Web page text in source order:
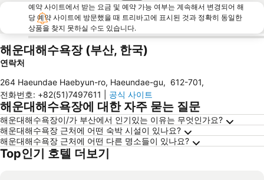
예약 사이트에서 받는 요금 및 예약 가능 여부는 계속해서 변경되어 해
당 예약 사이트에 방문했을 때 트리바고에 표시된 것과 정확히 동일한
상품을 찾지 못하실 수도 있습니다.
해운대해수욕장 (부산, 한국)
연락처
264 Haeundae Haebyun-ro, Haeundae-gu, 612-701,
전화번호: +82(51)7497611 공식 사이트
해운대해수욕장에 대한 자주 묻는 질문
해운대해수욕장이/가 부산에서 인기있는 이유는 무엇인가요?
해운대해수욕장 근처에 어떤 숙박 시설이 있나요?
해운대해수욕장 근처에 어떤 다른 명소들이 있나요?
Top인기 호텔 더보기